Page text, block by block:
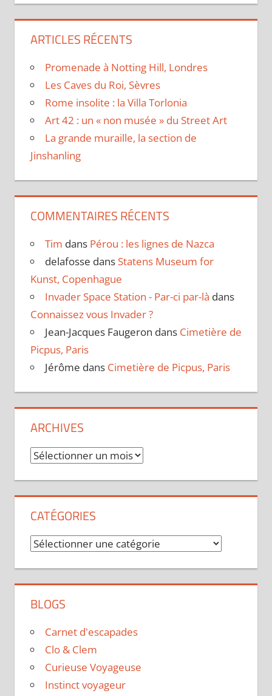
ARTICLES RÉCENTS
Promenade à Notting Hill, Londres
Les Caves du Roi, Sèvres
Rome insolite : la Villa Torlonia
Art 42 : un « non musée » du Street Art
La grande muraille, la section de
Jinshanling
COMMENTAIRES RÉCENTS
Tim dans Pérou : les lignes de Nazca
delafosse dans Statens Museum for
Kunst, Copenhague
Invader Space Station - Par-ci par-là dans
Connaissez vous Invader ?
Jean-Jacques Faugeron dans Cimetière de
Picpus, Paris
Jérôme dans Cimetière de Picpus, Paris
ARCHIVES
Archives
CATÉGORIES
Catégories
BLOGS
Carnet d'escapades
Clo & Clem
Curieuse Voyageuse
Instinct voyageur